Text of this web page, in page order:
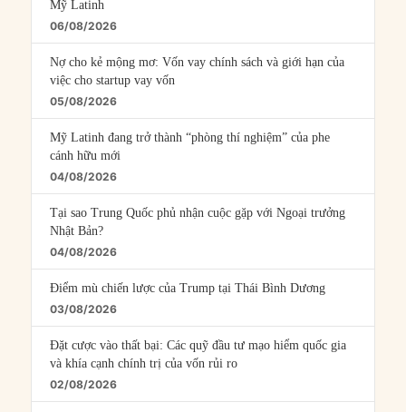
Mỹ Latinh
06/08/2026
Nợ cho kẻ mộng mơ: Vốn vay chính sách và giới hạn của
việc cho startup vay vốn
05/08/2026
Mỹ Latinh đang trở thành “phòng thí nghiệm” của phe
cánh hữu mới
04/08/2026
Tại sao Trung Quốc phủ nhận cuộc gặp với Ngoại trưởng
Nhật Bản?
04/08/2026
Điểm mù chiến lược của Trump tại Thái Bình Dương
03/08/2026
Đặt cược vào thất bại: Các quỹ đầu tư mạo hiểm quốc gia
và khía cạnh chính trị của vốn rủi ro
02/08/2026